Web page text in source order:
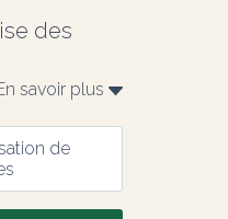
des
savoir plus
de